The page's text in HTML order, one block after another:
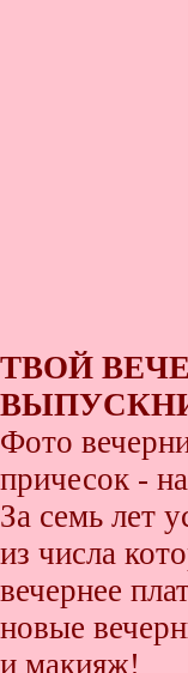
ТВОЙ
Фото
причесок -
За семь лет
из числа
вечернее
новые
и макияж!